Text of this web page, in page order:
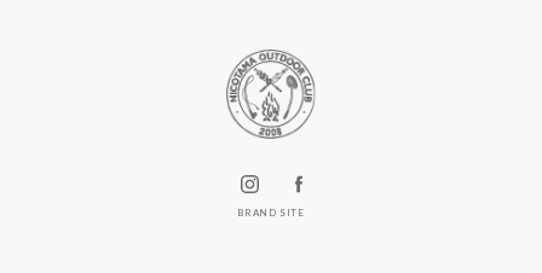
BRAND SITE